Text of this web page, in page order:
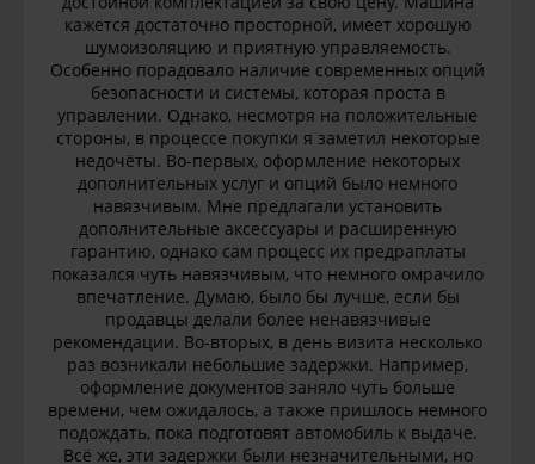
кажется достаточно просторной, имеет хорошую
шумоизоляцию и приятную управляемость.
Особенно порадовало наличие современных опций
безопасности и системы, которая проста в
управлении. Однако, несмотря на положительные
стороны, в процессе покупки я заметил некоторые
недочёты. Во-первых, оформление некоторых
дополнительных услуг и опций было немного
навязчивым. Мне предлагали установить
дополнительные аксессуары и расширенную
гарантию, однако сам процесс их предраплаты
показался чуть навязчивым, что немного омрачило
впечатление. Думаю, было бы лучше, если бы
продавцы делали более ненавязчивые
рекомендации. Во-вторых, в день визита несколько
раз возникали небольшие задержки. Например,
оформление документов заняло чуть больше
времени, чем ожидалось, а также пришлось немного
подождать, пока подготовят автомобиль к выдаче.
Всё же, эти задержки были незначительными, но